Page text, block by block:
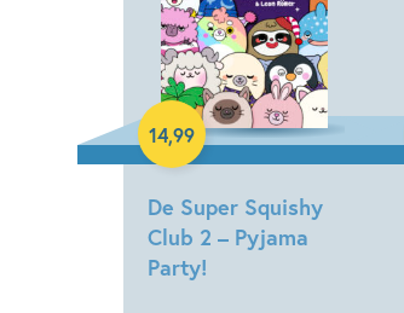
De Super Squishy
Club 2 – Pyjama
Party!
14,99
Hardcover